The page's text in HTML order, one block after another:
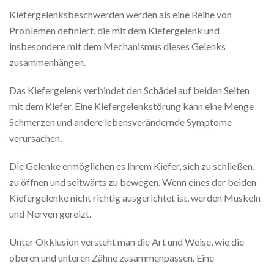
Kiefergelenksbeschwerden werden als eine Reihe von
Problemen definiert, die mit dem Kiefergelenk und
insbesondere mit dem Mechanismus dieses Gelenks
zusammenhängen.
Das Kiefergelenk verbindet den Schädel auf beiden Seiten
mit dem Kiefer. Eine Kiefergelenkstörung kann eine Menge
Schmerzen und andere lebensverändernde Symptome
verursachen.
Die Gelenke ermöglichen es Ihrem Kiefer, sich zu schließen,
zu öffnen und seitwärts zu bewegen. Wenn eines der beiden
Kiefergelenke nicht richtig ausgerichtet ist, werden Muskeln
und Nerven gereizt.
Unter Okklusion versteht man die Art und Weise, wie die
oberen und unteren Zähne zusammenpassen. Eine